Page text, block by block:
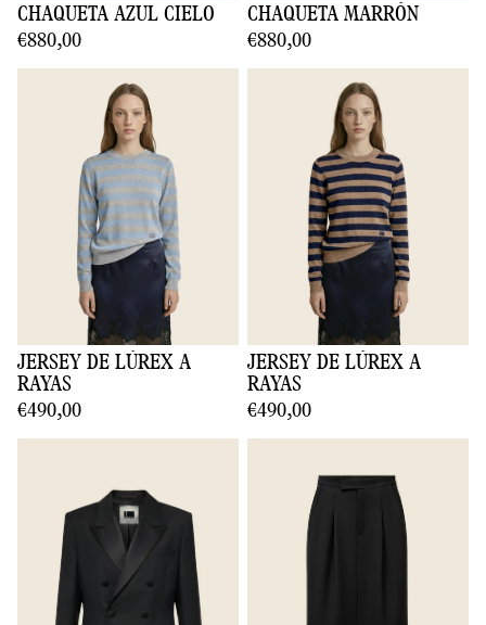
CHAQUETA AZUL CIELO
€880,00
CHAQUETA MARRÓN
€880,00
JERSEY DE LÚREX A
RAYAS
€490,00
JERSEY DE LÚREX A
RAYAS
€490,00